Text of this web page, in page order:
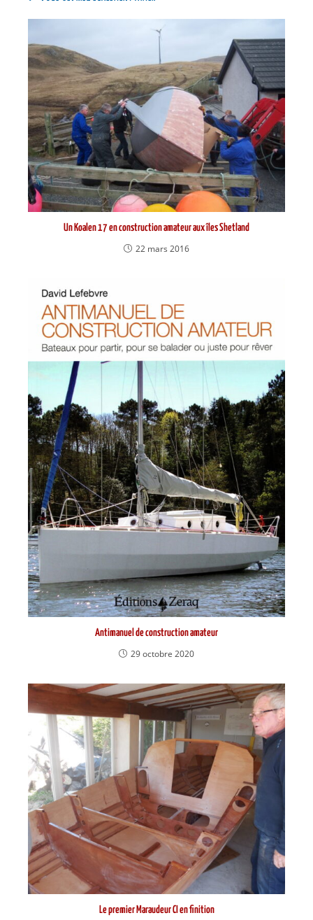
Un Koalen 17 en construction amateur aux îles Shetland
22 mars 2016
Antimanuel de construction amateur
29 octobre 2020
Le premier Maraudeur CI en finition